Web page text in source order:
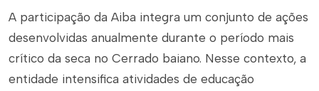
A participação da Aiba integra um conjunto de ações
desenvolvidas anualmente durante o período mais
crítico da seca no Cerrado baiano. Nesse contexto, a
entidade intensifica atividades de educação